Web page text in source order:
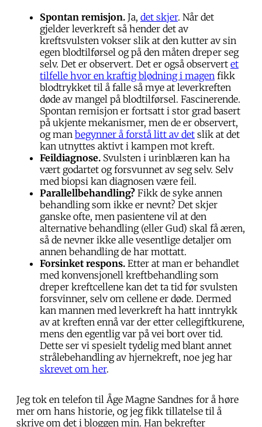
Spontan remisjon. Ja, det skjer. Når det
gjelder leverkreft så hender det av
kreftsvulsten vokser slik at den kutter av sin
egen blodtilførsel og på den måten dreper seg
selv. Det er observert. Det er også observert et
tilfelle hvor en kraftig blødning i magen fikk
blodtrykket til å falle så mye at leverkreften
døde av mangel på blodtilførsel. Fascinerende.
Spontan remisjon er fortsatt i stor grad basert
på ukjente mekanismer, men de er observert,
og man begynner å forstå litt av det slik at det
kan utnyttes aktivt i kampen mot kreft.
Feildiagnose. Svulsten i urinblæren kan ha
vært godartet og forsvunnet av seg selv. Selv
med biopsi kan diagnosen være feil.
Parallellbehandling? Fikk de syke annen
behandling som ikke er nevnt? Det skjer
ganske ofte, men pasientene vil at den
alternative behandling (eller Gud) skal få æren,
så de nevner ikke alle vesentlige detaljer om
annen behandling de har mottatt.
Forsinket respons. Etter at man er behandlet
med konvensjonell kreftbehandling som
dreper kreftcellene kan det ta tid før svulsten
forsvinner, selv om cellene er døde. Dermed
kan mannen med leverkreft ha hatt inntrykk
av at kreften ennå var der etter cellegiftkurene,
mens den egentlig var på vei bort over tid.
Dette ser vi spesielt tydelig med blant annet
strålebehandling av hjernekreft, noe jeg har
skrevet om her.
Jeg tok en telefon til Åge Magne Sandnes for å høre
mer om hans historie, og jeg fikk tillatelse til å
skrive om det i bloggen min. Han bekrefter